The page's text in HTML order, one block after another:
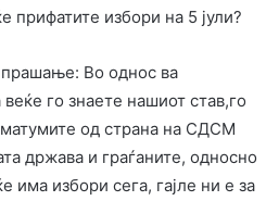
избори на 5 јули?
Во однос ва
го знаете нашиот став,го
од страна на СДСМ
држава и граѓаните, односно
има избори сега, гајле ни е за